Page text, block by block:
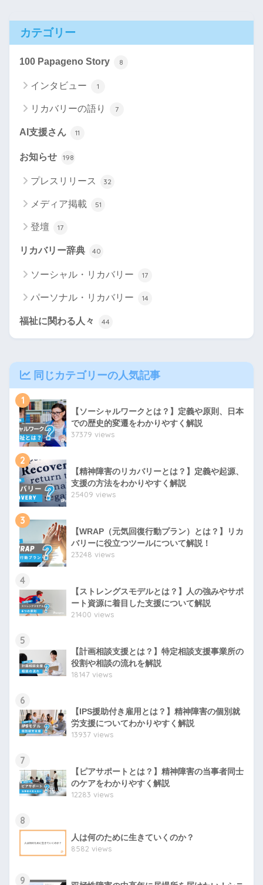
カテゴリー
100 Papageno Story 8
インタビュー 1
リカバリーの語り 7
AI支援さん 11
お知らせ 198
プレスリリース 32
メディア掲載 51
登壇 17
リカバリー辞典 40
ソーシャル・リカバリー 17
パーソナル・リカバリー 14
福祉に関わる人々 44
同じカテゴリーの人気記事
1
【ソーシャルワークとは？】定義や原則、日本
での歴史的変遷をわかりやすく解説
37379 views
2
【精神障害のリカバリーとは？】定義や起源、
支援の方法をわかりやすく解説
25409 views
3
【WRAP（元気回復行動プラン）とは？】リカ
バリーに役立つツールについて解説！
23248 views
4
【ストレングスモデルとは？】人の強みやサポ
ート資源に着目した支援について解説
21400 views
5
【計画相談支援とは？】特定相談支援事業所の
役割や相談の流れを解説
18147 views
6
【IPS援助付き雇用とは？】精神障害の個別就
労支援についてわかりやすく解説
13937 views
7
【ピアサポートとは？】精神障害の当事者同士
のケアをわかりやすく解説
12283 views
8
人は何のために生きていくのか？
8582 views
9